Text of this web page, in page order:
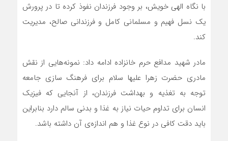
با نگاه الهی خویش، بر وجود فرزندان نفوذ کرده تا در پرورش
یک نسل فهیم و مسلمانی کامل و فرزندانی صالح، مدیریت
کند.
مادر شهید مدافع حرم خانزاده ادامه داد: نمونه‌هایی از نقش
مادری حضرت زهرا علیها سلام برای فرهنگ سازی جامعه
توجه به تغذیه و بهداشت فرزندان، از آنجایی که فیزیک
انسان برای تداوم حیات نیاز به غذا و بدنی سالم دارد بنابراین
باید دقت کافی در نوع غذا و هم اندازه‌ی آن داشته باشد.